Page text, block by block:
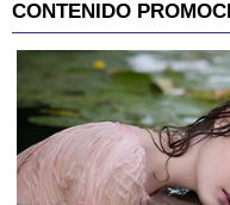
seconds